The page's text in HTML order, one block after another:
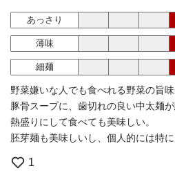
あっさり
薄味
細麺
野菜嫌いな人でも食べれる野菜の旨
豚骨スープに、歯切れの良い中太麺が
熱盛りにして食べても美味しい。
胚芽麺も美味しいし、個人的には特に
1